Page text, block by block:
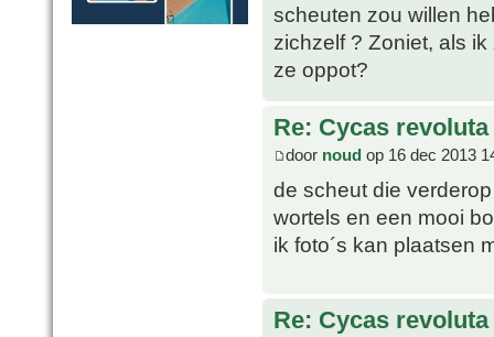
scheuten zou willen
zichzelf ? Zoniet, als
ze oppot?
Re: Cycas
door noud op 16 dec 2013
de scheut die
wortels en een mooi
ik foto´s kan plaatsen
Re: Cycas